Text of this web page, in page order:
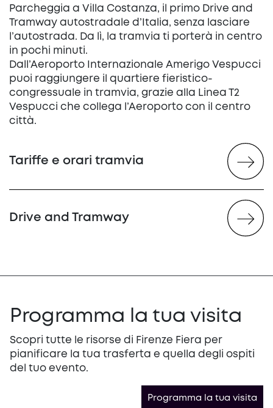
Parcheggia a Villa Costanza, il primo Drive and
Tramway autostradale d’Italia, senza lasciare
l’autostrada. Da lì, la tramvia ti porterà in centro
in pochi minuti.
Dall’Aeroporto Internazionale Amerigo Vespucci
puoi raggiungere il quartiere fieristico-
congressuale in tramvia, grazie alla Linea T2
Vespucci che collega l’Aeroporto con il centro
città.
Tariffe e orari tramvia
Drive and Tramway
Programma la tua visita
Scopri tutte le risorse di Firenze Fiera per
pianificare la tua trasferta e quella degli ospiti
del tuo evento.
Programma la tua visita